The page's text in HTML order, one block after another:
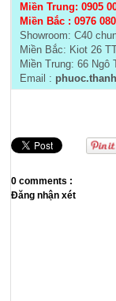
Miền Trung: 0905
Miền Bắc :0976
Showroom: C40
Miền Bắc: Kiot 26
Miền Trung: 66 Ngô
Email :
0 comments :
Đăng nhận xét